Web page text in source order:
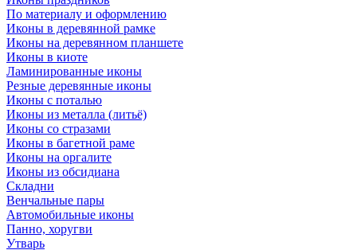
По материалу и оформлению
Иконы в деревянной рамке
Иконы на деревянном планшете
Иконы в киоте
Ламинированные иконы
Резные деревянные иконы
Иконы с поталью
Иконы из металла (литьё)
Иконы со стразами
Иконы в багетной раме
Иконы на оргалите
Иконы из обсидиана
Складни
Венчальные пары
Автомобильные иконы
Панно, хоругви
Утварь